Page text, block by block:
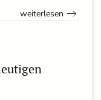
weiterlesen